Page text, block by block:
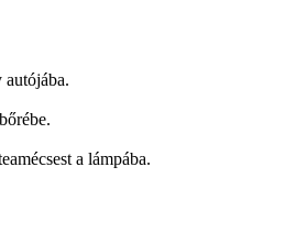
autójába.
a lámpába.